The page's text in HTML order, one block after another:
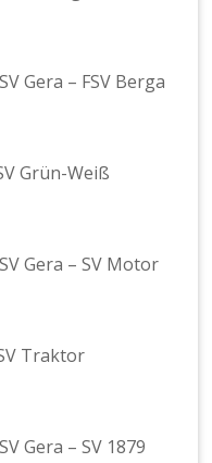
Gera – FSV Berga
Grün-Weiß
Gera – SV Motor
Traktor
Gera – SV 1879